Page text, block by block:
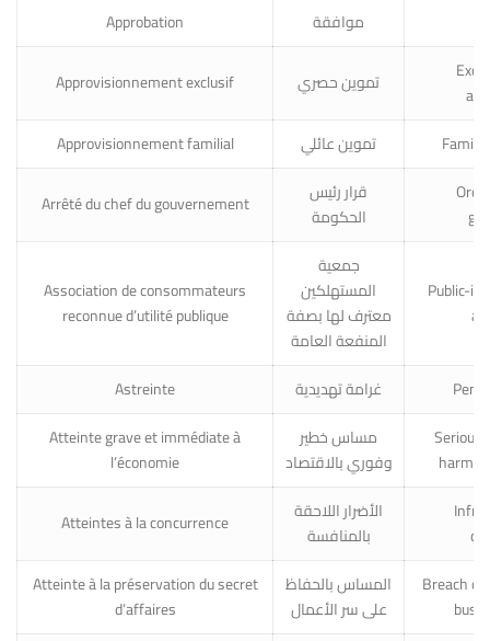
Approbation موافقة
Approvisionnement exclusif تموين حصري
Approvisionnement familial
تموين عائلي
Arrêté du chef du gouvernement
قرار رئيس
الحكومة
Association de consommateurs
reconnue d’utilité publique
جمعية
المستهلكين
معترف لها بصفة
المنفعة العامة
Public-
Astreinte غرامة تهديدية
Atteinte grave et immédiate à
l’économie
مساس خطير
وفوري بالاقتصاد
Serious
harm
Atteintes à la concurrence
الأضرار اللاحقة
بالمنافسة
Atteinte à la préservation du secret
d’affaires
المساس بالحفاظ
على سر الأعمال
Breach